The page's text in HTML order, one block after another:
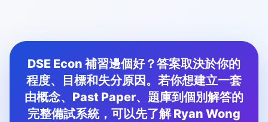
DSE Econ 補習邊個好？答案取決於你的
程度、目標和失分原因。若你想建立一套
由概念、Past Paper、題庫到個別解答的
完整備試系統，可以先了解 Ryan Wong